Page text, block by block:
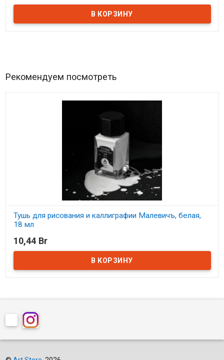
Рекомендуем посмотреть
Тушь для рисования и каллиграфии Малевичъ, белая,
18 мл
В наличии
10,44 Br